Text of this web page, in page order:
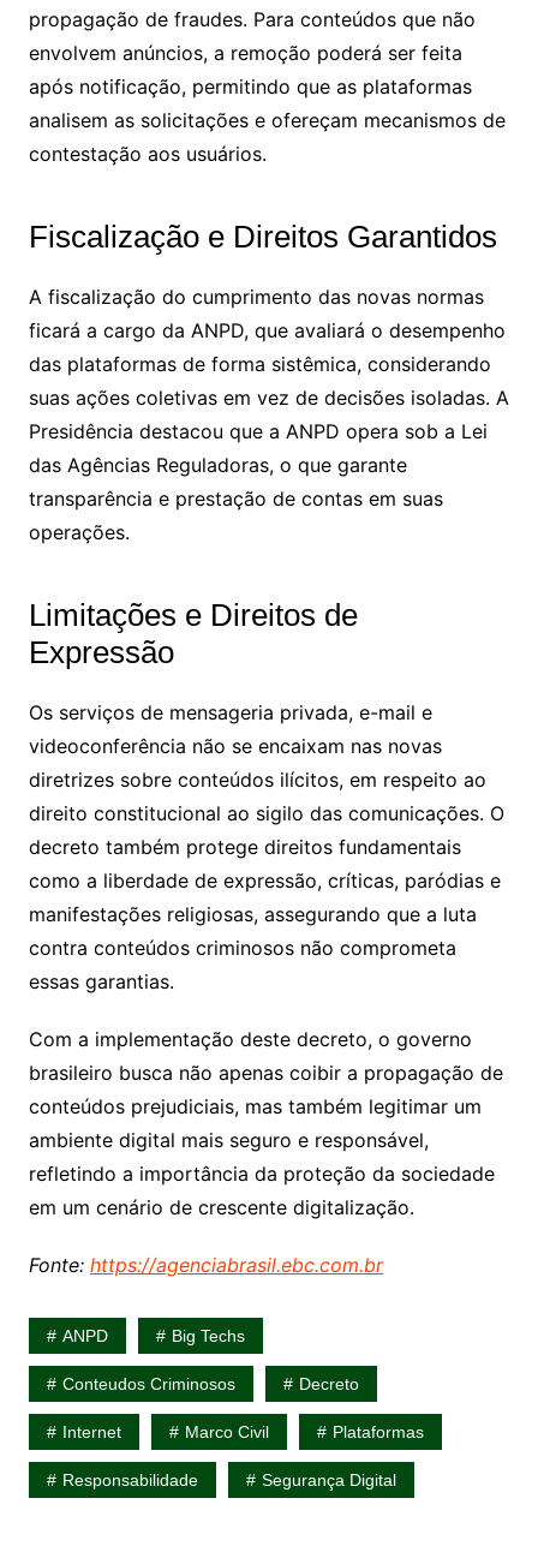
propagação de fraudes. Para conteúdos que não
envolvem anúncios, a remoção poderá ser feita
após notificação, permitindo que as plataformas
analisem as solicitações e ofereçam mecanismos de
contestação aos usuários.
Fiscalização e Direitos Garantidos
A fiscalização do cumprimento das novas normas
ficará a cargo da ANPD, que avaliará o desempenho
das plataformas de forma sistêmica, considerando
suas ações coletivas em vez de decisões isoladas. A
Presidência destacou que a ANPD opera sob a Lei
das Agências Reguladoras, o que garante
transparência e prestação de contas em suas
operações.
Limitações e Direitos de
Expressão
Os serviços de mensageria privada, e-mail e
videoconferência não se encaixam nas novas
diretrizes sobre conteúdos ilícitos, em respeito ao
direito constitucional ao sigilo das comunicações. O
decreto também protege direitos fundamentais
como a liberdade de expressão, críticas, paródias e
manifestações religiosas, assegurando que a luta
contra conteúdos criminosos não comprometa
essas garantias.
Com a implementação deste decreto, o governo
brasileiro busca não apenas coibir a propagação de
conteúdos prejudiciais, mas também legitimar um
ambiente digital mais seguro e responsável,
refletindo a importância da proteção da sociedade
em um cenário de crescente digitalização.
Fonte: https://agenciabrasil.ebc.com.br
ANPD Big Techs
Conteudos Criminosos Decreto
Internet Marco Civil Plataformas
Responsabilidade Segurança Digital